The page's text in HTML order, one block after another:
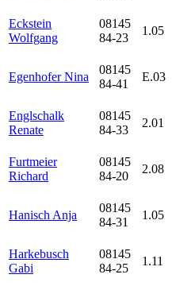
Eckstein
Wolfgang
08145
84-23
1.05
Egenhofer Nina
08145
84-41
E.03
Englschalk
Renate
08145
84-33
2.01
Furtmeier
Richard
08145
84-20
2.08
Hanisch Anja
08145
84-31
1.05
Harkebusch
Gabi
08145
84-25
1.11